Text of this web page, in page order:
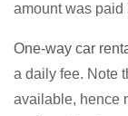
amount was paid
One-way car
a daily fee. Note
available, hence